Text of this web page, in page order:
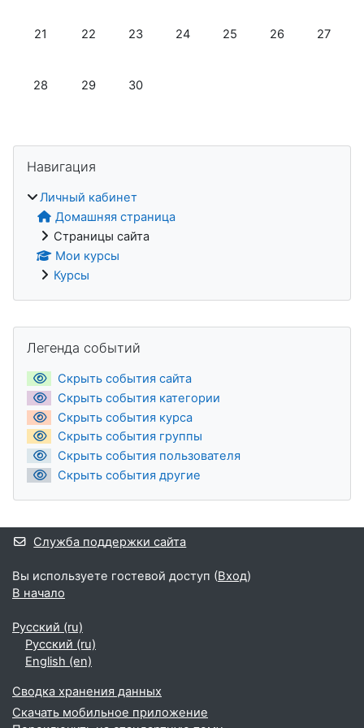
Нет событий, воскресенье 21 июня
21 Нет событий, понедельник 22 июня
22 Нет событий, вторник 23 июня
23 Нет событий, среда 24 июня
24 Нет событий, четверг
25 Нет событий,
26 Нет
27
Нет событий, воскресенье 28 июня
28 Нет событий, понедельник 29 июня
29 Нет событий, вторник 30 июня
30
Блоки
Навигация
Личный кабинет
Домашняя страница
Страницы сайта
Мои курсы
Курсы
Дополнительные блоки
Легенда событий
Скрыть события сайта
Скрыть события категории
Скрыть события курса
Скрыть события группы
Скрыть события пользователя
Скрыть события другие
Служба поддержки сайта
Вы используете гостевой доступ (Вход)
В начало
Русский ‎(ru)‎
Русский ‎(ru)‎
English ‎(en)‎
Сводка хранения данных
Скачать мобильное приложение